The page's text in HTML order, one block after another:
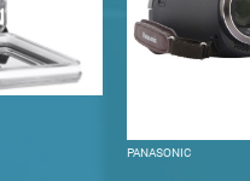
PANASONIC